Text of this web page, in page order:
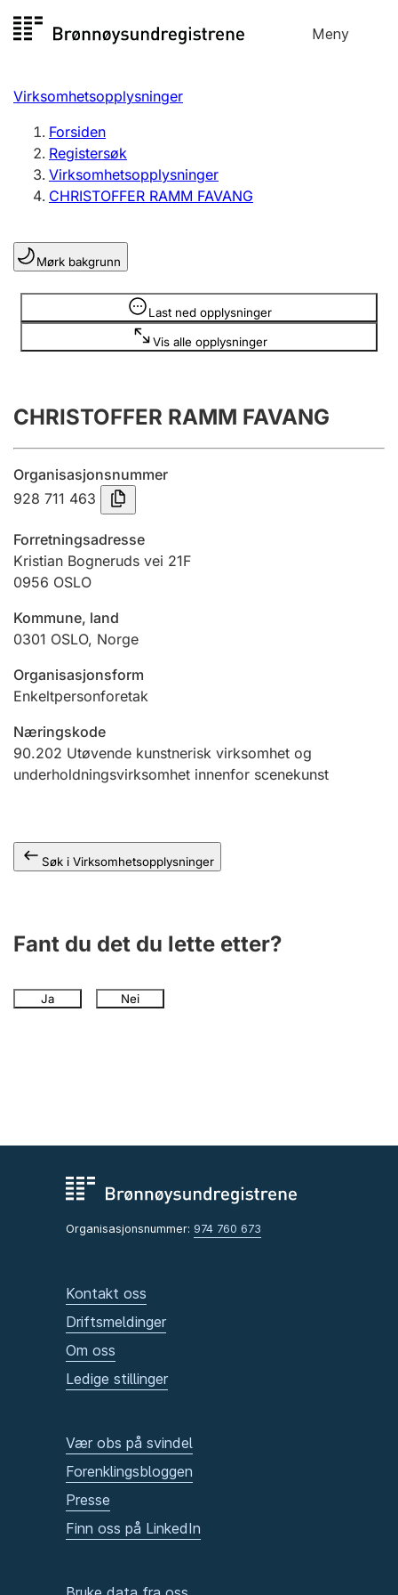
til
Meny
Registersøk
Aksjeselskap
Enkeltpersonforetak
Registrere, endre, slette
Lag og forening
Registrere, endre, slette
Årsregnskap
Innsending og forsinkelsesgebyr
Tinglysing
Jeger
Ektepaktveileder
Offentlig sektor
Virksomhetsopplysninger
Forsiden
Registersøk
Virksomhetsopplysninger
CHRISTOFFER RAMM FAVANG
Mørk bakgrunn
Last ned opplysninger
Vis alle opplysninger
Opplysninger er skjult
CHRISTOFFER RAMM FAVANG
Organisasjonsnummer
928 711 463
Forretningsadresse
Kristian Bogneruds vei 21F
0956 OSLO
Kommune, land
0301 OSLO, Norge
Organisasjonsform
Enkeltpersonforetak
Næringskode
90.202 Utøvende kunstnerisk virksomhet og
underholdningsvirksomhet innenfor scenekunst
Søk i Virksomhetsopplysninger
Fant du det du lette etter?
Ja Nei
Organisasjonsnummer: 974 760 673
Kontakt oss
Driftsmeldinger
Om oss
Ledige stillinger
Vær obs på svindel
Forenklingsbloggen
Presse
Finn oss på LinkedIn